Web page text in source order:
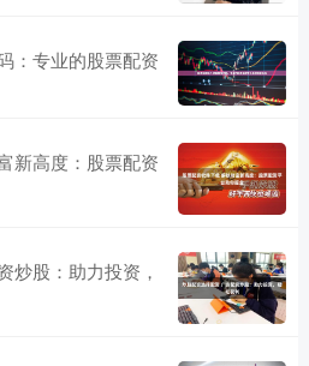
：专业的股票配资
新高度：股票配资
炒股：助力投资，